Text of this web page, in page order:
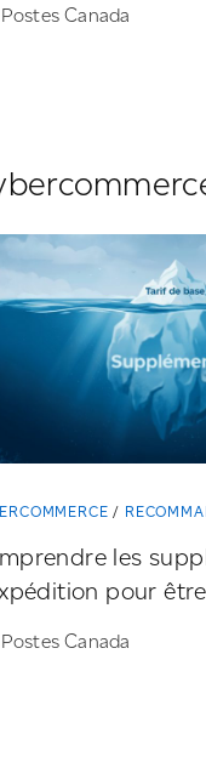
Canada
les
pour
Canada